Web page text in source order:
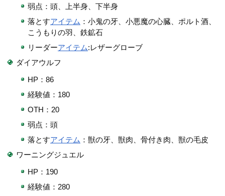
弱点：頭、上半身、下半身
落とすアイテム ：小鬼の牙、小悪魔の心臓、ポルト酒、
こうもりの羽、鉄鉱石
リーダーアイテム:レザーグローブ
ダイアウルフ
HP：86
経験値：180
OTH：20
弱点：頭
落とすアイテム ：獣の牙、獣肉、骨付き肉、獣の毛皮
ワーニングジュエル
HP：190
経験値：280